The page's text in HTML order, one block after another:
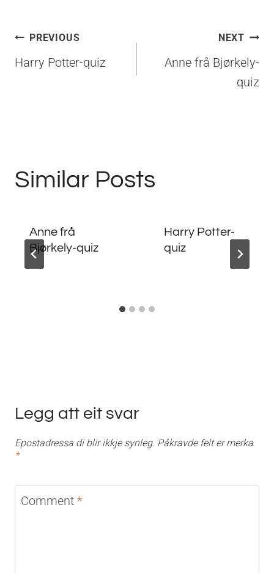
Innleggsnavigering
PREVIOUS
Harry Potter-quiz
NEXT
Anne frå Bjørkely-
quiz
Similar Posts
Anne frå
Bjørkely-quiz
Harry Potter-
quiz
Legg att eit svar
Epostadressa di blir ikkje synleg. Påkravde felt er merka
*
Comment *